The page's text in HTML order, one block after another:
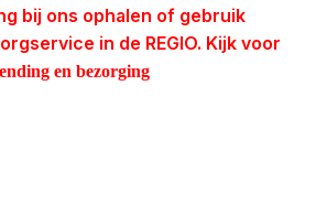
bij ons ophalen of gebruik
in de REGIO. Kijk voor
en bezorging